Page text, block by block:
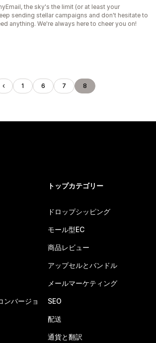
the sky's the limit (or at least your
sending stellar campaigns and don't hesitate to
anything. We're always here to cheer you on!
1 6 7 8
ンバージョ
トップカテゴリー
ドロップシッピング
モール型EC
商品レビュー
アップセルとバンドル
メールマーケティング
SEO
配送
通貨と翻訳